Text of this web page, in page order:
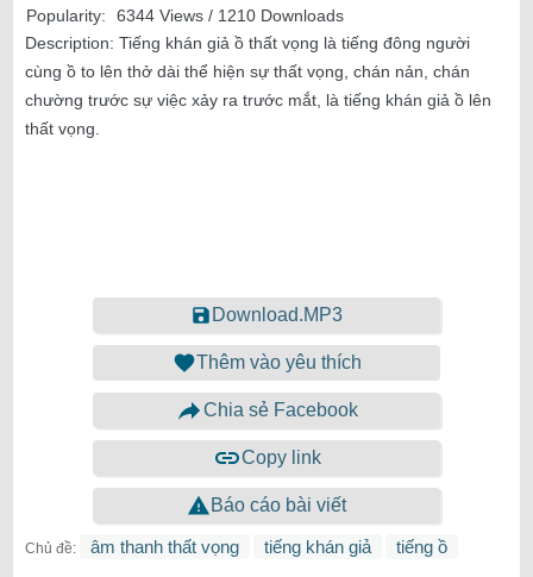
Popularity:
6344 Views / 1210 Downloads
Description: Tiếng khán giả ồ thất vọng là tiếng đông người
cùng ồ to lên thở dài thể hiện sự thất vọng, chán nản, chán
chường trước sự việc xảy ra trước mắt, là tiếng khán giả ồ lên
thất vọng.
Download.MP3
Thêm vào yêu thích
Chia sẻ Facebook
Copy link
Báo cáo bài viết
Chủ đề: âm thanh thất vọng tiếng khán giả tiếng ồ